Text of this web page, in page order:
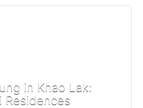
in Khao Lak:
Residences